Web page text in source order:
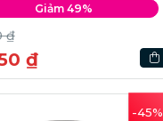
Giảm 49%
₫
₫
-45%